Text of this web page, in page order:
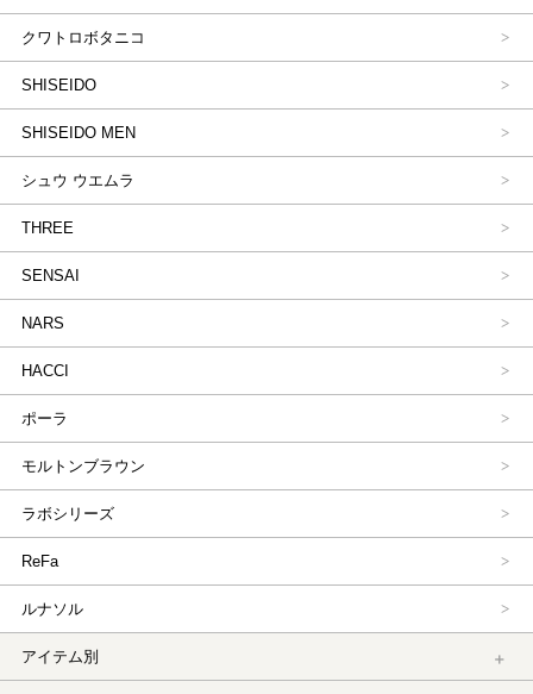
クワトロボタニコ
SHISEIDO
SHISEIDO MEN
シュウ ウエムラ
THREE
SENSAI
NARS
HACCI
ポーラ
モルトンブラウン
ラボシリーズ
ReFa
ルナソル
アイテム別